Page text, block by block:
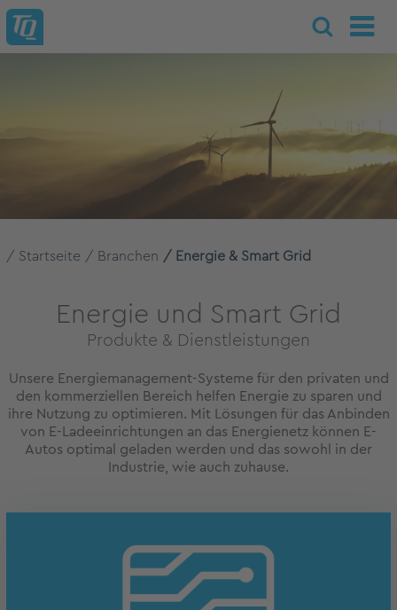
Startseite Branchen Energie & Smart Grid
Energie und Smart Grid
Produkte & Dienstleistungen
Unsere Energiemanagement-Systeme für den privaten und
den kommerziellen Bereich helfen Energie zu sparen und
ihre Nutzung zu optimieren. Mit Lösungen für das Anbinden
von E-Ladeeinrichtungen an das Energienetz können E-
Autos optimal geladen werden und das sowohl in der
Industrie, wie auch zuhause.